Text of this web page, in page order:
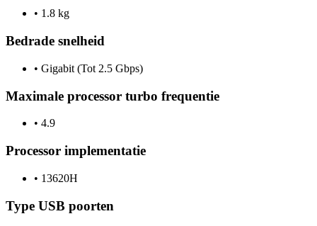
• 1.8 kg
Bedrade snelheid
• Gigabit (Tot 2.5 Gbps)
Maximale processor turbo frequentie
• 4.9
Processor implementatie
• 13620H
Type USB poorten